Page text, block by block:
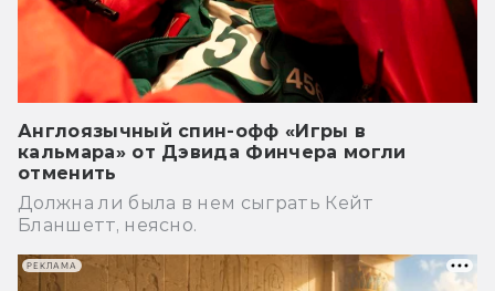
Англоязычный спин-офф «Игры в
кальмара» от Дэвида Финчера могли
отменить
Должна ли была в нем сыграть Кейт
Бланшетт, неясно.
РЕКЛАМА